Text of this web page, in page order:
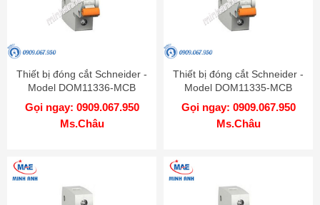
Thiết bị đóng cắt Schneider -
Model DOM11336-MCB
Gọi ngay: 0909.067.950
Ms.Châu
Thiết bị đóng cắt Schneider -
Model DOM11335-MCB
Gọi ngay: 0909.067.950
Ms.Châu